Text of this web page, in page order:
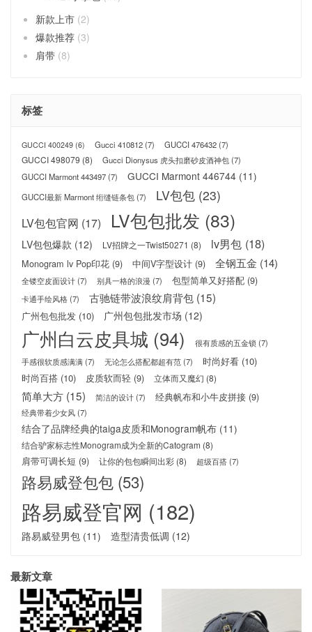
新款上市 (2)
爆款推荐 (3)
肩带 (8)
标签
GUCCI 400249 (6) Gucci 410812(7) GUCCI 476432(7)
GUCCI 498079 (8) Gucci Dionysus 虎头扣磨砂皮酒神包(7)
GUCCI Marmont 443497(7) GUCCI Marmont 446744 (11)
GUCCI最新 Marmont 绗缝链条包(7) LV包包 (23)
LV包包官网 (17) LV包包批发 (83)
LV包包爆款 (12) LV招牌之一Twist50271 (8) lv男包 (18)
Monogram lv Pop印花 (9) 中间V字型设计 (9) 全钢五金 (14)
全镂空皮面设计(7) 别具一格的浪漫 (7) 包型简单又好搭配 (9)
卡通手绘风格(7) 古驰链带波浪纹肩背包 (15)
广州包包批发 (10) 广州包包批发市场 (12)
广州白云皮具城 (94) 很有质感的五金锁 (7)
手感很软质感满满(7) 无论怎么搭配都超有范(7) 时尚好看 (10)
时尚百搭 (10) 皮质软而轻 (9) 立体而又魔幻 (8)
简单大方 (15) 简洁的设计(7) 经典帆布和小牛皮拼接 (9)
经典带着少女风(7)
结合了品牌经典的taiga皮质和Monogram帆布 (11)
结合驴家标志性Monogram成为全新的Catogram (8)
肩带可调长短 (9) 让你的包包瞬间出彩 (8) 超级百搭(7)
路易威登包包 (53)
路易威登官网 (182)
路易威登男包 (11) 造型清贵低调 (12)
最新文章